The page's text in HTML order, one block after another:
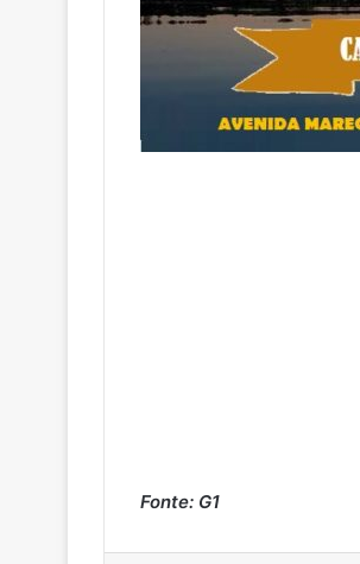
Fonte: G1